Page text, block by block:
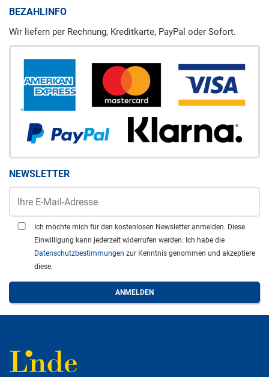
BEZAHLINFO
Wir liefern per Rechnung, Kreditkarte, PayPal oder Sofort.
NEWSLETTER
Ich möchte mich für den kostenlosen Newsletter anmelden. Diese
Einwilligung kann jederzeit widerrufen werden. Ich habe die
Datenschutzbestimmungen zur Kenntnis genommen und akzeptiere
diese.